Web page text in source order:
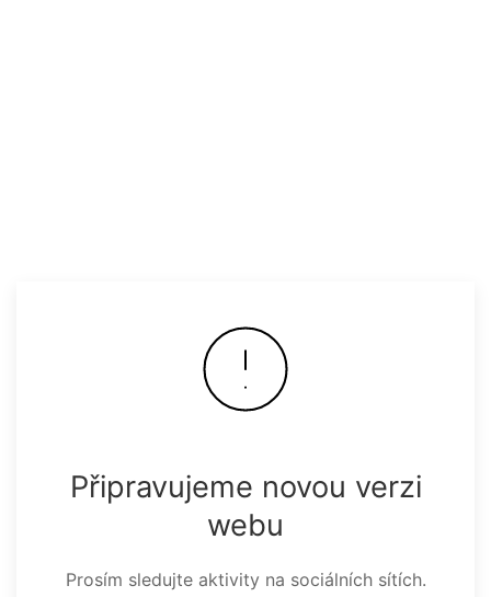
Připravujeme novou verzi
webu
Prosím sledujte aktivity na sociálních sítích.